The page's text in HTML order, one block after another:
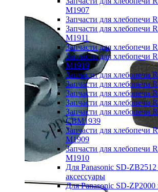
M1907
Запчасти для хлебопечи
Запчасти для хлебопечи
M1911
Запчасти для хлебопечи
Запчасти для хлебопечи
M1919
Запчасти для хлебопечи
Запчасти для хлебопечи
Запчасти для хлебопечи
Запчасти для хлебопечи
Запчасти для хлебопечи
CBM1939
Запчасти для хлебопечи
M1909
Запчасти для хлебопечи
M1910
Для Panasonic SD-ZB2512
аксессуары
Для Panasonic SD-ZP2000